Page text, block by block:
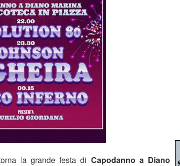
la grande festa di Capodanno a Diano